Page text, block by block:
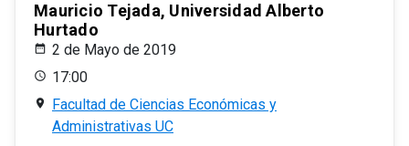
Mauricio Tejada, Universidad Alberto
Hurtado
2 de Mayo de 2019
17:00
Facultad de Ciencias Económicas y
Administrativas UC